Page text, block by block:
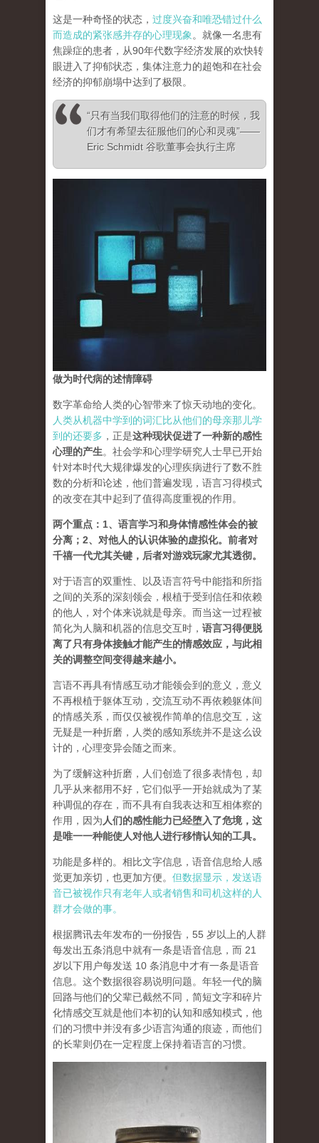
这是一种奇怪的状态， 过度兴奋和唯恐错过什么
而造成的紧张感并存的心理现象 。就像一名患有
焦躁症的患者，从90年代数字经济发展的欢快转
眼进入了抑郁状态，集体注意力的超饱和在社会
经济的抑郁崩塌中达到了极限。
“只有当我们取得他们的注意的时候，我
们才有希望去征服他们的心和灵魂”——
Eric Schmidt 谷歌董事会执行主席
做为时代病的述情障碍
数字革命给人类的心智带来了惊天动地的变化。
人类从机器中学到的词汇比从他们的母亲那儿学
到的还要多 ，正是这种现状促进了一种新的感性
心理的产生。社会学和心理学研究人士早已开始
针对本时代大规律爆发的心理疾病进行了数不胜
数的分析和论述，他们普遍发现，语言习得模式
的改变在其中起到了值得高度重视的作用。
两个重点：1、语言学习和身体情感性体会的被
分离；2、对他人的认识体验的虚拟化。前者对
千禧一代尤其关键，后者对游戏玩家尤其透彻。
对于语言的双重性、以及语言符号中能指和所指
之间的关系的深刻领会，根植于受到信任和依赖
的他人，对个体来说就是母亲。而当这一过程被
简化为人脑和机器的信息交互时， 语言习得便脱
离了只有身体接触才能产生的情感效应，与此相
关的调整空间变得越来越小。
言语不再具有情感互动才能领会到的意义，意义
不再根植于躯体互动，交流互动不再依赖躯体间
的情感关系，而仅仅被视作简单的信息交互，这
无疑是一种折磨，人类的感知系统并不是这么设
计的，心理变异会随之而来。
为了缓解这种折磨，人们创造了很多表情包，却
几乎从来都用不好，它们似乎一开始就成为了某
种调侃的存在，而不具有自我表达和互相体察的
作用，因为 人们的感性能力已经堕入了危境，这
是唯一一种能使人对他人进行移情认知的工具。
功能是多样的。相比文字信息，语音信息给人感
觉更加亲切，也更加方便。 但数据显示，发送语
音已被视作只有老年人或者销售和司机这样的人
群才会做的事。
根据腾讯去年发布的一份报告，55 岁以上的人群
每发出五条消息中就有一条是语音信息，而 21
岁以下用户每发送 10 条消息中才有一条是语音
信息。这个数据很容易说明问题。年轻一代的脑
回路与他们的父辈已截然不同，简短文字和碎片
化情感交互就是他们本初的认知和感知模式，他
们的习惯中并没有多少语言沟通的痕迹，而他们
的长辈则仍在一定程度上保持着语言的习惯。